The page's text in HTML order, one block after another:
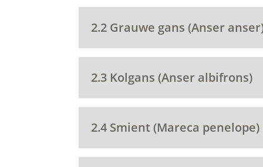
2.2 Grauwe gans (Anser
2.3 Kolgans (Anser albifrons)
2.4 Smient (Mareca penelope)